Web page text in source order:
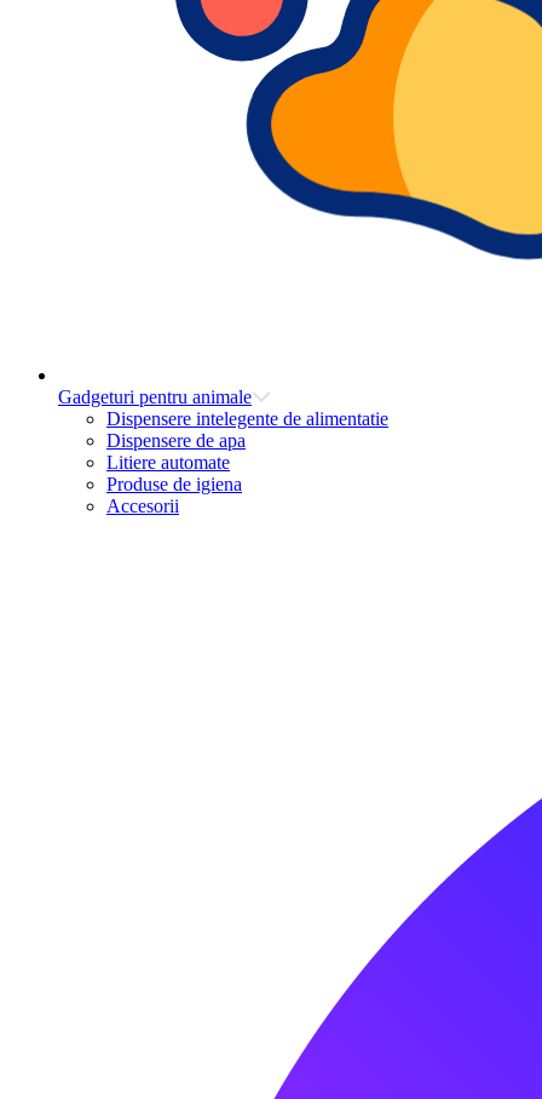
Gadgeturi pentru animale
Dispensere intelegente de alimentatie
Dispensere de apa
Litiere automate
Produse de igiena
Accesorii